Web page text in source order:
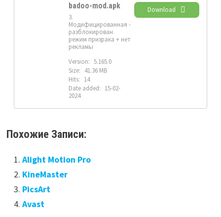
badoo-mod.apk
3.
Модифицированная -
разблокирован
режим призрака + нет
рекламы
Version: 5.165.0
Size: 41.36 MB
Hits: 14
Date added: 15-02-
2024
Download
Похожие Записи:
Alight Motion Pro
KineMaster
PicsArt
Avast